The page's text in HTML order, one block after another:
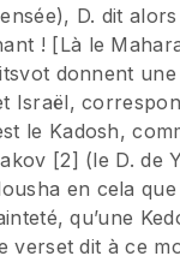
D. dit
! [Là le
donnent
Israël,
le Kadosh,
[2] (le D. de
en cela
qu’une
verset dit à ce